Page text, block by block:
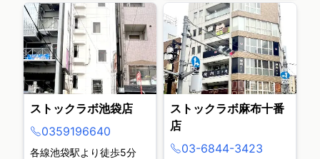
ストックラボ池袋店
0359196640
各線池袋駅より徒歩5分
ストックラボ麻布十番
店
03-6844-3423